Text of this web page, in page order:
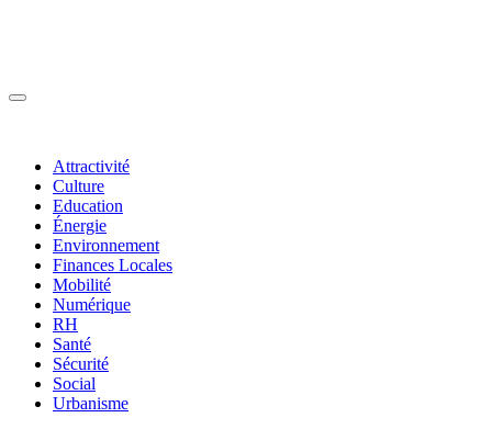
Attractivité
Culture
Education
Énergie
Environnement
Finances Locales
Mobilité
Numérique
RH
Santé
Sécurité
Social
Urbanisme